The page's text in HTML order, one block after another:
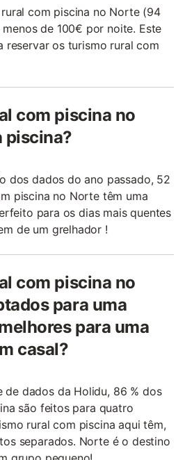
com piscina no Norte (94
de 100€ por noite. Este
reservar os turismo rural com
com piscina no
piscina?
dos dados do ano passado, 52
piscina no Norte têm uma
para os dias mais quentes
de um grelhador !
com piscina no
para uma
para uma
casal?
de dados da Holidu, 86 % dos
são feitos para quatro
rural com piscina aqui têm,
separados. Norte é o destino